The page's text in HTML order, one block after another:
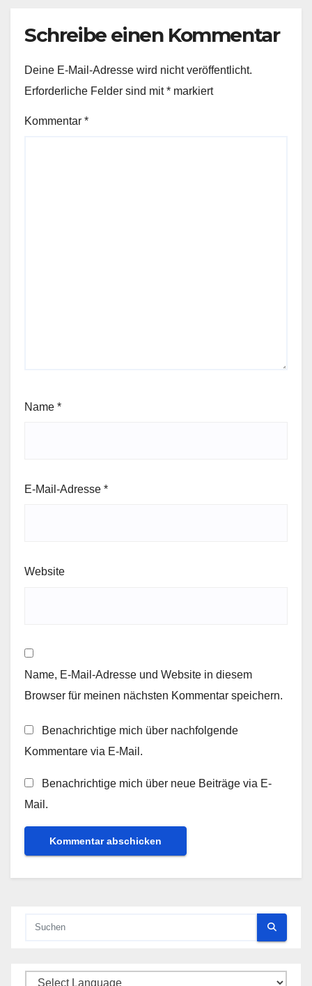
Schreibe einen Kommentar
Deine E-Mail-Adresse wird nicht veröffentlicht.
Erforderliche Felder sind mit* markiert
Kommentar *
Name *
E-Mail-Adresse *
Website
Name, E-Mail-Adresse und Website in diesem
Browser für meinen nächsten Kommentar speichern.
Benachrichtige mich über nachfolgende
Kommentare via E-Mail.
Benachrichtige mich über neue Beiträge via E-
Mail.